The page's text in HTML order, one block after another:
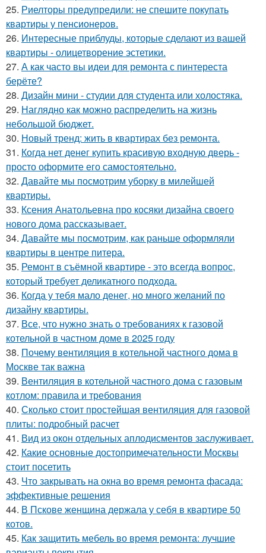
25. Риелторы предупредили: не спешите покупать
квартиры у пенсионеров.
26. Интересные приблуды, которые сделают из вашей
квартиры - олицетворение эстетики.
27. А как часто вы идеи для ремонта с пинтереста
берёте?
28. Дизайн мини - студии для студента или холостяка.
29. Наглядно как можно распределить на жизнь
небольшой бюджет.
30. Новый тренд: жить в квартирах без ремонта.
31. Когда нет денег купить красивую входную дверь -
просто оформите его самостоятельно.
32. Давайте мы посмотрим уборку в милейшей
квартиры.
33. Ксения Анатольевна про косяки дизайна своего
нового дома рассказывает.
34. Давайте мы посмотрим, как раньше оформляли
квартиры в центре питера.
35. Ремонт в съёмной квартире - это всегда вопрос,
который требует деликатного подхода.
36. Когда у тебя мало денег, но много желаний по
дизайну квартиры.
37. Все, что нужно знать о требованиях к газовой
котельной в частном доме в 2025 году
38. Почему вентиляция в котельной частного дома в
Москве так важна
39. Вентиляция в котельной частного дома с газовым
котлом: правила и требования
40. Сколько стоит простейшая вентиляция для газовой
плиты: подробный расчет
41. Вид из окон отдельных аплодисментов заслуживает.
42. Какие основные достопримечательности Москвы
стоит посетить
43. Что закрывать на окна во время ремонта фасада:
эффективные решения
44. В Пскове женщина держала у себя в квартире 50
котов.
45. Как защитить мебель во время ремонта: лучшие